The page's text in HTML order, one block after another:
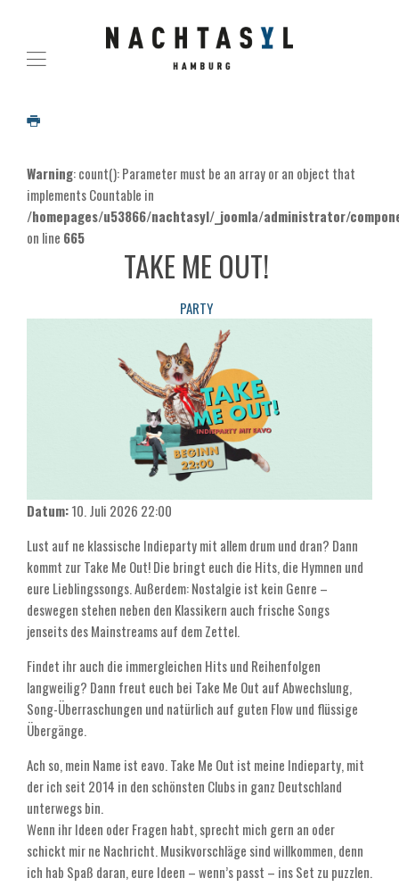
Warning: count(): Parameter must be an array or an object that
implements Countable in
/homepages/u53866/nachtasyl/_joomla/administrator/
on line 665
TAKE ME OUT!
PARTY
Datum:10. Juli 2026 22:00
Lust auf ne klassische Indieparty mit allem drum und dran? Dann
kommt zur Take Me Out! Die bringt euch die Hits, die Hymnen und
eure Lieblingssongs. Außerdem: Nostalgie ist kein Genre –
deswegen stehen neben den Klassikern auch frische Songs
jenseits des Mainstreams auf dem Zettel.
Findet ihr auch die immergleichen Hits und Reihenfolgen
langweilig? Dann freut euch bei Take Me Out auf Abwechslung,
Song-Überraschungen und natürlich auf guten Flow und flüssige
Übergänge.
Ach so, mein Name ist eavo. Take Me Out ist meine Indieparty, mit
der ich seit 2014 in den schönsten Clubs in ganz Deutschland
unterwegs bin.
Wenn ihr Ideen oder Fragen habt, sprecht mich gern an oder
schickt mir ne Nachricht. Musikvorschläge sind willkommen, denn
ich hab Spaß daran, eure Ideen – wenn’s passt – ins Set zu puzzlen.